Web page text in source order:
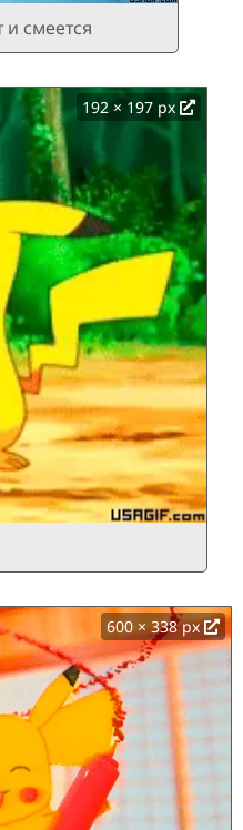
смеется
192 × 197 px
600 × 338 px